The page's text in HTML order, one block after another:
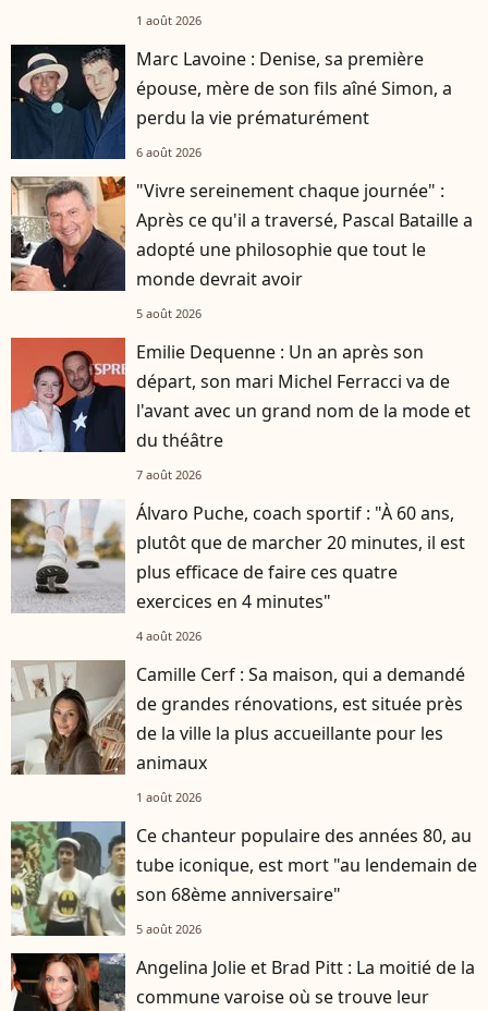
1 août 2026
Marc Lavoine : Denise, sa première
épouse, mère de son fils aîné Simon, a
perdu la vie prématurément
6 août 2026
"Vivre sereinement chaque journée" :
Après ce qu'il a traversé, Pascal Bataille a
adopté une philosophie que tout le
monde devrait avoir
5 août 2026
Emilie Dequenne : Un an après son
départ, son mari Michel Ferracci va de
l'avant avec un grand nom de la mode et
du théâtre
7 août 2026
Álvaro Puche, coach sportif : "À 60 ans,
plutôt que de marcher 20 minutes, il est
plus efficace de faire ces quatre
exercices en 4 minutes"
4 août 2026
Camille Cerf : Sa maison, qui a demandé
de grandes rénovations, est située près
de la ville la plus accueillante pour les
animaux
1 août 2026
Ce chanteur populaire des années 80, au
tube iconique, est mort "au lendemain de
son 68ème anniversaire"
5 août 2026
Angelina Jolie et Brad Pitt : La moitié de la
commune varoise où se trouve leur